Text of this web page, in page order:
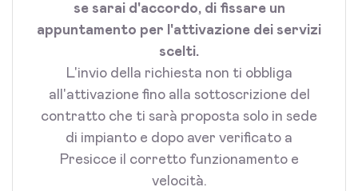
se sarai d'accordo, di fissare un
appuntamento per l'attivazione dei servizi
scelti.
L'invio della richiesta non ti obbliga
all'attivazione fino alla sottoscrizione del
contratto che ti sarà proposta solo in sede
di impianto e dopo aver verificato a
Presicce il corretto funzionamento e
velocità.